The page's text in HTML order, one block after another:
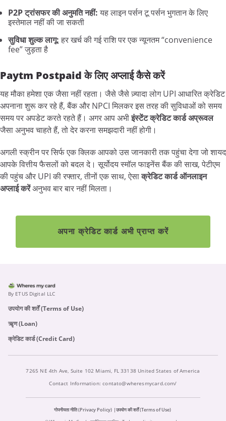
P2P ट्रांसफर की अनुमति नहीं: यह लाइन पर्सन टू पर्सन भुगतान के लिए
इस्तेमाल नहीं की जा सकती
सुविधा शुल्क लागू: हर खर्च की गई राशि पर एक न्यूनतम “convenience
fee” जुड़ता है
Paytm Postpaid के लिए अप्लाई कैसे करें
यह मौका हमेशा एक जैसा नहीं रहता। जैसे जैसे ज़्यादा लोग UPI आधारित क्रेडिट
अपनाना शुरू कर रहे हैं, बैंक और NPCI मिलकर इस तरह की सुविधाओं को समय
समय पर अपडेट करते रहते हैं। अगर आप अभीइंस्टेंट क्रेडिट कार्ड अप्रूवल
जैसा अनुभव चाहते हैं, तो देर करना समझदारी नहीं होगी।
अगली स्क्रीन पर सिर्फ एक क्लिक आपको उस जानकारी तक पहुंचा देगा जो शायद
आपके वित्तीय फैसलों को बदल दे। सूर्योदय स्मॉल फाइनेंस बैंक की साख, पेटीएम
की पहुंच और UPI की रफ्तार, तीनों एक साथ, ऐसाक्रेडिट कार्ड ऑनलाइन
अप्लाई करेंअनुभव बार बार नहीं मिलता।
अपना क्रेडिट कार्ड अभी प्राप्त करें
By ETUS Digital LLC
उपयोग की शर्तें (Terms of Use)
ऋृण (Loan)
क्रेडिट कार्ड (Credit Card)
7265 NE 4th Ave, Suite 102 Miami, FL 33138 United States of America
Contact Information:contato@wheresmycard.com/
गोपनीयता नीति (Privacy Policy)
उपयोग की शर्तें (Terms of Use)